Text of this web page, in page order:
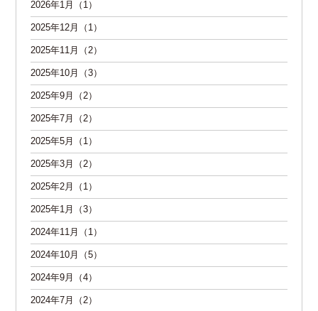
2026年1月（1）
2025年12月（1）
2025年11月（2）
2025年10月（3）
2025年9月（2）
2025年7月（2）
2025年5月（1）
2025年3月（2）
2025年2月（1）
2025年1月（3）
2024年11月（1）
2024年10月（5）
2024年9月（4）
2024年7月（2）